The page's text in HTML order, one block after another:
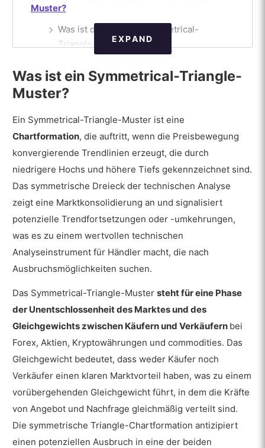
Muster?
Was ist das Ziel des Symmetrical-
Triangle-Musters?
Symmetrical-Triangle-Muster bildet?
Bedeutung?
Wann tritt ein Symmetrical-Triangle-
Muster auf?
Wie lange hält das Symmetrical-
Triangle-Muster an?
Wie unterscheidet sich das Symmetrical-
Triangle-Muster von anderen Triangle-
Mustern?
Ist das Symmetrical-Triangle-Muster
Wie handelt man mit dem Symmetrical-
Triangle-Muster?
Welche Handelsstrategien eignen sich für
das symmetrische Dreiecksmuster?
Wie identifiziert man das Symmetrical-
Triangle-Muster im Chart?
Ist es einfacher, ein Symmetrical
Triangle mit Forex-Broker-
Plattformen zu identifizieren?
EXPAND
Was ist ein Symmetrical-Triangle-
Muster?
Ein Symmetrical-Triangle-Muster ist eine
Chartformation, die auftritt, wenn die Preisbewegung
konvergierende Trendlinien erzeugt, die durch
niedrigere Hochs und höhere Tiefs gekennzeichnet sind.
Das symmetrische Dreieck der technischen Analyse
zeigt eine Marktkonsolidierung an und signalisiert
potenzielle Trendfortsetzungen oder -umkehrungen,
was es zu einem wertvollen technischen
Analyseinstrument für Händler macht, die nach
Ausbruchsmöglichkeiten suchen.
Das Symmetrical-Triangle-Mustersteht für eine Phase
der Unentschlossenheit des Marktes und des
Gleichgewichts zwischen Käufern und Verkäufern bei
Forex, Aktien, Kryptowährungen und commodities. Das
Gleichgewicht bedeutet, dass weder Käufer noch
Verkäufer einen klaren Marktvorteil haben, was zu einem
vorübergehenden Gleichgewicht führt, in dem die Kräfte
von Angebot und Nachfrage gleichmäßig verteilt sind.
Die symmetrische Triangle-Chartformation antizipiert
einen potenziellen Ausbruch in eine der beiden